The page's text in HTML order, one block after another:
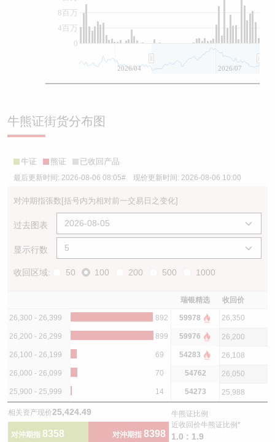
0
4百万
8百万
2026/04 2026/07
牛熊证街货分布图
牛证 熊证 已收回产品
最后更新时间: 2026-08-06 08:05# 现价更新时间: 2026-08-06 10:00
对沖期指張数[括号内为相对前一交易日之变化]
过去图表
显示行数
收回区域: 50 100 200 500 1000
瑞银精选 收回价
26,300 - 26,399 892 59978 26,350
26,200 - 26,299 899 59976 26,200
26,100 - 26,199 69 54283 26,108
26,000 - 26,099 70 54762 26,050
25,900 - 25,999 14 54273 25,988
相关资产现价25,424.49
对沖期指 8358 对沖期指 8398
牛熊证比例
近收回价牛熊证比例*
1.0 : 1.9